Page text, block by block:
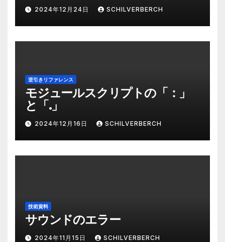
2024年12月24日 SCHILVERBERCH
逆引きリファレンス
モジュールスクリプトの「：」
と「.」
2024年12月16日 SCHILVERBERCH
技術資料
サウンドのエラー
2024年11月15日 SCHILVERBERCH